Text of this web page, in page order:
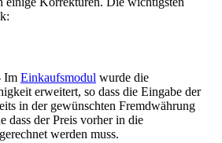
Im Einkaufsmodul wurde die
erweitert, so dass die Eingabe der
in der gewünschten Fremdwährung
dass der Preis vorher in die
werden muss.